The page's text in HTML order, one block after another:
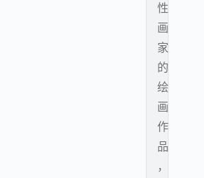
性
画
家
的
绘
画
作
品
，